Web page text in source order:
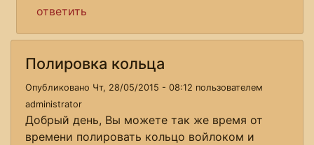
ответить
Полировка кольца
Опубликовано Чт, 28/05/2015 - 08:12 пользователем
administrator
Добрый день, Вы можете так же время от
времени полировать кольцо войлоком и